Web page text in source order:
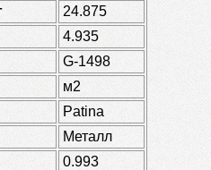
24.875
4.935
G-1498
м2
Patina
Металл
0.993